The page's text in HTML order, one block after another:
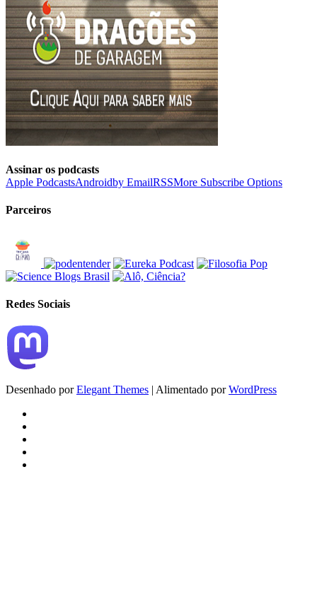
Assinar os podcasts
Apple PodcastsAndroidby EmailRSSMore Subscribe Options
Parceiros
Redes Sociais
Desenhado porElegant Themes | Alimentado porWordPress